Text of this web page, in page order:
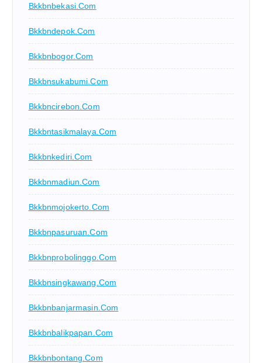
Bkkbnbekasi.com
Bkkbndepok.com
Bkkbnbogor.com
Bkkbnsukabumi.com
Bkkbncirebon.com
Bkkbntasikmalaya.com
Bkkbnkediri.com
Bkkbnmadiun.com
Bkkbnmojokerto.com
Bkkbnpasuruan.com
Bkkbnprobolinggo.com
Bkkbnsingkawang.com
Bkkbnbanjarmasin.com
Bkkbnbalikpapan.com
Bkkbnbontang.com